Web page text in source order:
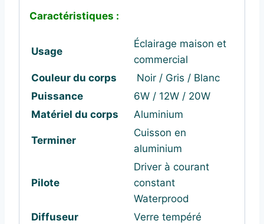
Caractéristiques :
Usage
Éclairage maison et
commercial
Couleur du corps
Noir / Gris / Blanc
Puissance
6W / 12W / 20W
Matériel du corps
Aluminium
Terminer
Cuisson en
aluminium
Pilote
Driver à courant
constant
Waterprood
Diffuseur
Verre tempéré